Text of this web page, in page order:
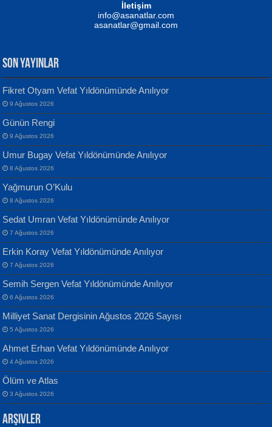
MUSTAFA KELOĞLU
Yarına İz Bırakmak...
ATİLLA ÖZEN
Sultan Olmadan Önce Eyüp...
EKREM KARABABA
Yılmaz Ekinci
Geceye Söylenen...
Banu Sancak
Defterimden İçeri...
İsmail Aydos
İnkisar...
İletişim
info@asanatlar.com
asanatlar@gmail.com
SON YAYINLAR
Fikret Otyam Vefat Yıldönümünde Anılıyor
9 Ağustos 2026
Günün Rengi
9 Ağustos 2026
Umur Bugay Vefat Yıldönümünde Anılıyor
8 Ağustos 2026
Yağmurun O’Kulu
8 Ağustos 2026
Sedat Umran Vefat Yıldönümünde Anılıyor
7 Ağustos 2026
Erkin Koray Vefat Yıldönümünde Anılıyor
7 Ağustos 2026
Semih Sergen Vefat Yıldönümünde Anılıyor
6 Ağustos 2026
Milliyet Sanat Dergisinin Ağustos 2026 Sayısı
5 Ağustos 2026
Ahmet Erhan Vefat Yıldönümünde Anılıyor
4 Ağustos 2026
Ölüm ve Atlas
3 Ağustos 2026
Arşivler